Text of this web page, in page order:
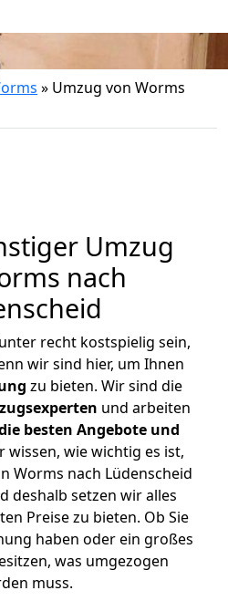
» Umzug von Worms
Umzug
nach
recht kostspielig sein,
wir sind hier, um Ihnen
zu bieten. Wir sind die
und arbeiten
besten Angebote und
wissen, wie wichtig es ist,
Worms nach Lüdenscheid
deshalb setzen wir alles
Preise zu bieten. Ob Sie
haben oder ein großes
was umgezogen
muss.